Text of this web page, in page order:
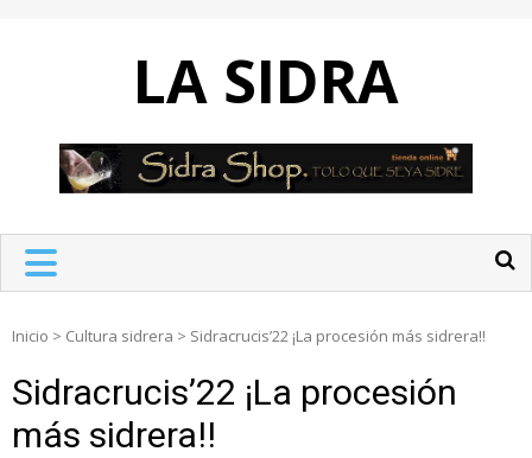
LA SIDRA
Inicio > Cultura sidrera > Sidracrucis’22 ¡La procesión más sidrera!!
Sidracrucis’22 ¡La procesión
más sidrera!!